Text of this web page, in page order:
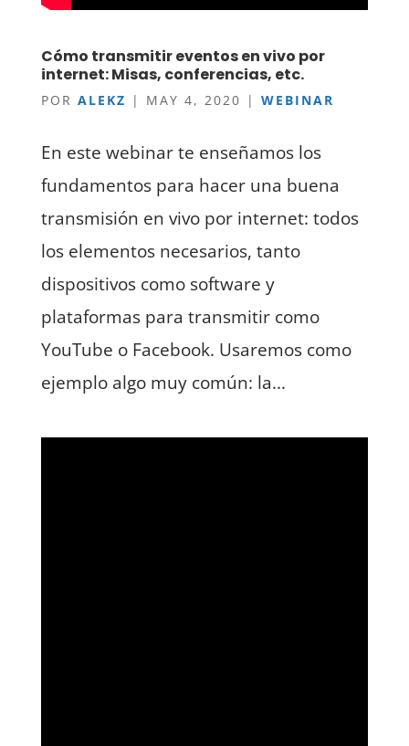
Cómo transmitir eventos en vivo por
internet: Misas, conferencias, etc.
POR ALEKZ | MAY 4, 2020 | WEBINAR
En este webinar te enseñamos los
fundamentos para hacer una buena
transmisión en vivo por internet: todos
los elementos necesarios, tanto
dispositivos como software y
plataformas para transmitir como
YouTube o Facebook. Usaremos como
ejemplo algo muy común: la...